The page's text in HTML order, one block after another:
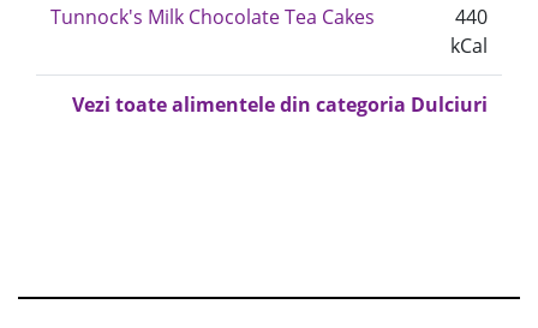
Tunnock's Milk Chocolate Tea Cakes
440
kCal
Vezi toate alimentele din categoria Dulciuri